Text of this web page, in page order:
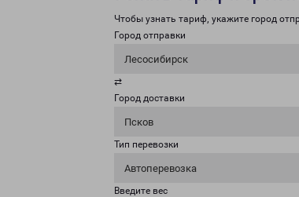
Чтобы узнать тариф, укажите город
Город отправки
Лесосибирск
⇄
Город доставки
Псков
Тип перевозки
Автоперевозка
Введите вес